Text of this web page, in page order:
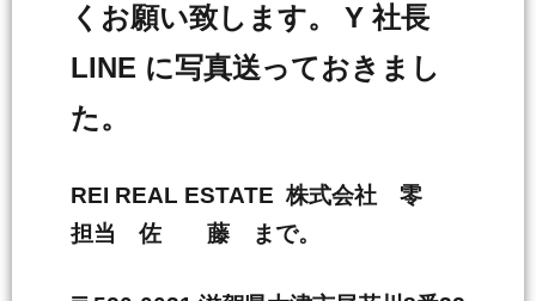
くお願い致します。 Y 社長
LINE に写真送っておきまし
た。
REI REAL ESTATE 株式会社 零
担当 佐 藤 まで。